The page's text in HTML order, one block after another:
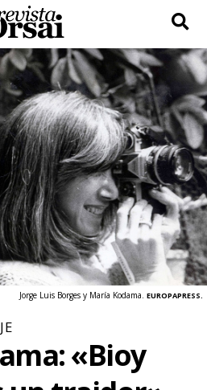
Jorge Luis Borges y María Kodama. EUROPAPRESS.
«Bioy